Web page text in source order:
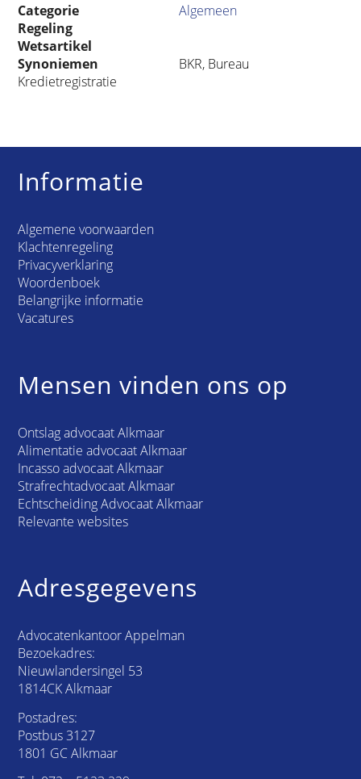
Categorie
Algemeen
Regeling
Wetsartikel
Synoniemen
BKR, Bureau
Kredietregistratie
Informatie
Algemene voorwaarden
Klachtenregeling
Privacyverklaring
Woordenboek
Belangrijke informatie
Vacatures
Mensen vinden ons op
Ontslag advocaat Alkmaar
Alimentatie advocaat Alkmaar
Incasso advocaat Alkmaar
Strafrechtadvocaat Alkmaar
Echtscheiding Advocaat Alkmaar
Relevante websites
Adresgegevens
Advocatenkantoor Appelman
Bezoekadres:
Nieuwlandersingel 53
1814CK Alkmaar
Postadres:
Postbus 3127
1801 GC Alkmaar